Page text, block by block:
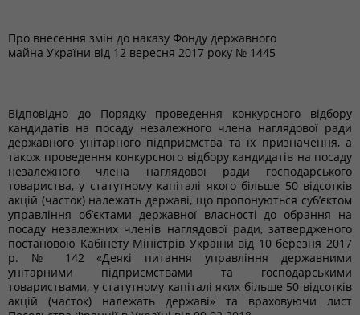
Про внесення змін до наказу Фонду державного
майна України від 12 вересня 2017 року № 1445
Відповідно до Порядку проведення конкурсного відбору
кандидатів на посаду незалежного члена наглядової ради
державного унітарного підприємства та їх призначення, а
також проведення конкурсного відбору кандидатів на посаду
незалежного члена наглядової ради господарського
товариства, у статутному капіталі якого більше 50 відсотків
акцій (часток) належать державі, що пропонуються суб’єктом
управління об’єктами державної власності до обрання на
посаду незалежних членів наглядової ради, затвердженого
постановою Кабінету Міністрів України від 10 березня 2017
р. № 142 «Деякі питання управління державними
унітарними підприємствами та господарськими
товариствами, у статутному капіталі яких більше 50 відсотків
акцій (часток) належать державі» та враховуючи лист